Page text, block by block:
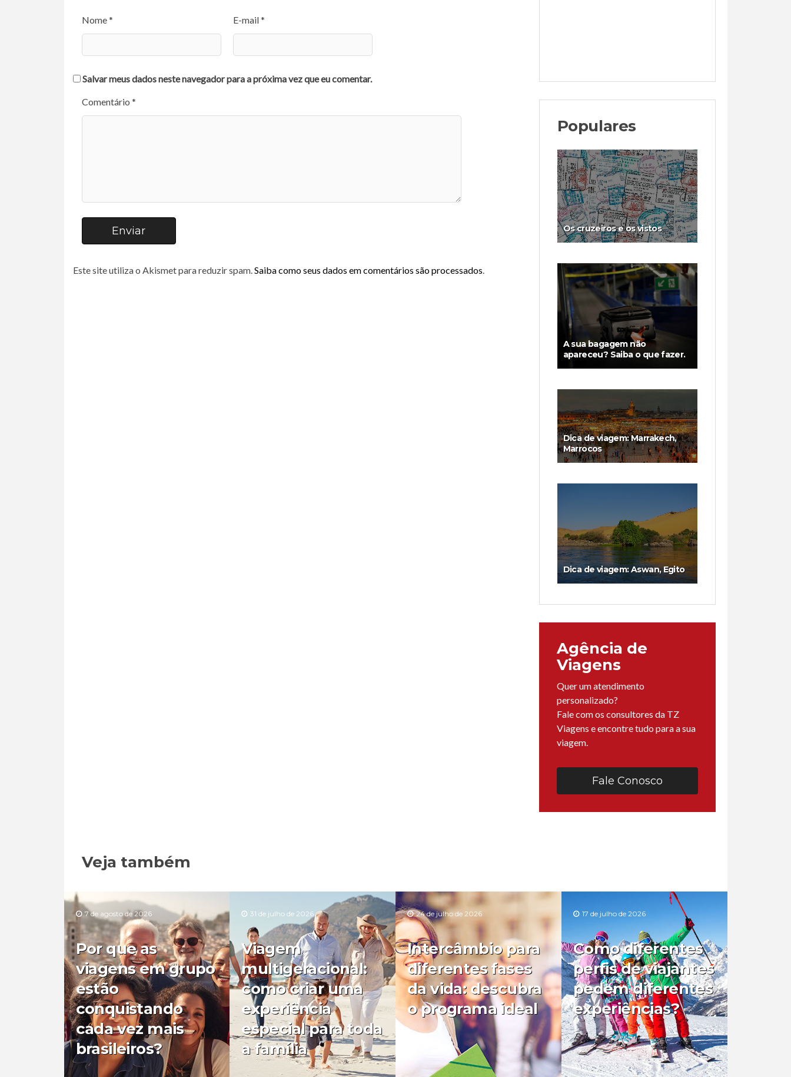
Nome * E-mail *
Salvar meus dados neste navegador para a próxima vez que eu comentar.
Comentário *
Enviar
Este site utiliza o Akismet para reduzir spam.Saiba como seus dados em comentários são processados.
Populares
Os cruzeiros e os vistos
A sua bagagem não
apareceu? Saiba o que fazer.
Dica de viagem: Marrakech,
Marrocos
Dica de viagem: Aswan, Egito
Agência de
Viagens
Quer um atendimento
personalizado?
Fale com os consultores da TZ
Viagens e encontre tudo para a sua
viagem.
Fale Conosco
Veja também
7 de agosto de 2026
Por que as
viagens em grupo
estão
conquistando
cada vez mais
brasileiros?
31 de julho de 2026
Viagem
multigeracional:
como criar uma
experiência
especial para toda
a família
24 de julho de 2026
Intercâmbio para
diferentes fases
da vida: descubra
o programa ideal
17 de julho de 2026
Como diferentes
perfis de viajantes
pedem diferentes
experiências?